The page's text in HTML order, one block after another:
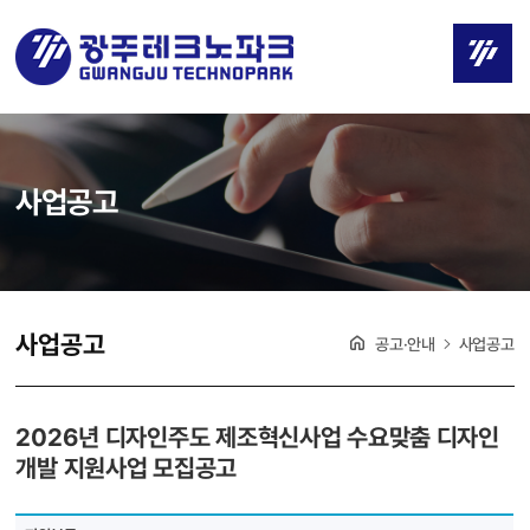
사업공고
사업공고 공고·안내 사업공고
2026년 디자인주도 제조혁신사업 수요맞춤 디자인
개발 지원사업 모집공고